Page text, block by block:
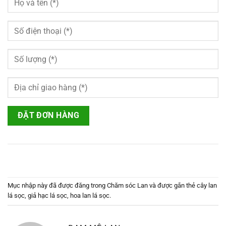
Mục nhập này đã được đăng trong Chăm sóc Lan và được gắn thẻ cây lan
lá sọc, giả hạc lá sọc, hoa lan lá sọc.